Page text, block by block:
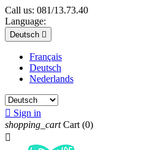
Call us: 081/13.73.40
Language:
Deutsch 
Français
Deutsch
Nederlands
 Sign in
shopping_cart Cart (0)
